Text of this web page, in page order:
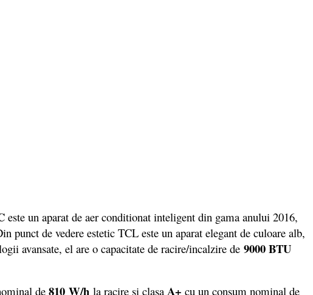
este un aparat de aer conditionat inteligent din gama anului 2016,
de vedere estetic TCL este un aparat elegant de culoare alb,
avansate, el are o capacitate de racire/incalzire de 9000 BTU
de810 W/h la racire si clasa A+ cu un consum nominal de